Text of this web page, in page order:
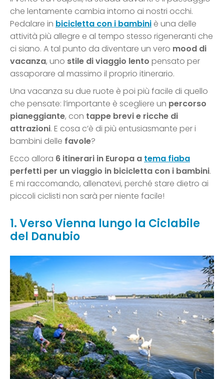
che lentamente cambia intorno ai nostri occhi.
Pedalare in bicicletta con i bambini è una delle
attività più allegre e al tempo stesso rigeneranti che
ci siano. A tal punto da diventare un vero mood di
vacanza, uno stile di viaggio lento pensato per
assaporare al massimo il proprio itinerario.
Una vacanza su due ruote è poi più facile di quello
che pensate: l’importante è scegliere un percorso
pianeggiante, con tappe brevi e ricche di
attrazioni. E cosa c’è di più entusiasmante per i
bambini delle favole?
Ecco allora 6 itinerari in Europa a tema fiaba
perfetti per un viaggio in bicicletta con i bambini.
E mi raccomando, allenatevi, perché stare dietro ai
piccoli ciclisti non sarà per niente facile!
1. Verso Vienna lungo la Ciclabile
del Danubio